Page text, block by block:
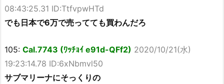
08:43:25.31 ID:TtfvpwHTd
でも日本で6万で売ってても買わんだろ
105: Cal.7743 (ﾜｯﾁｮｲ e91d-QFf2) 2020/10/21(水)
19:23:14.78 ID:6xNbmvl50
サブマリーナにそっくりの